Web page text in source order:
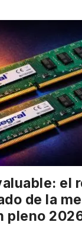
el
de la
pleno